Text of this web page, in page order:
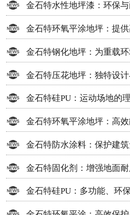
金石特水性地坪漆：环保
案
金石特环氧平涂地坪：提
选择
金石特钢化地坪：为重载
金石特压花地坪：独特设
地面材料
金石特硅PU：运动场地的
金石特环氧平涂地坪：高
决方案
金石特防水涂料：保护建
方案
金石特固化剂：增强地面
金石特硅PU：多功能、环